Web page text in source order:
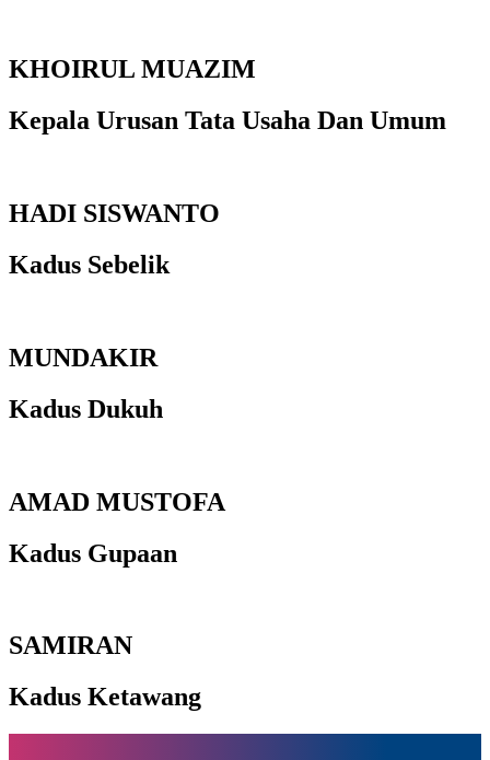
KHOIRUL MUAZIM
Kepala Urusan Tata Usaha Dan Umum
HADI SISWANTO
Kadus Sebelik
MUNDAKIR
Kadus Dukuh
AMAD MUSTOFA
Kadus Gupaan
SAMIRAN
Kadus Ketawang